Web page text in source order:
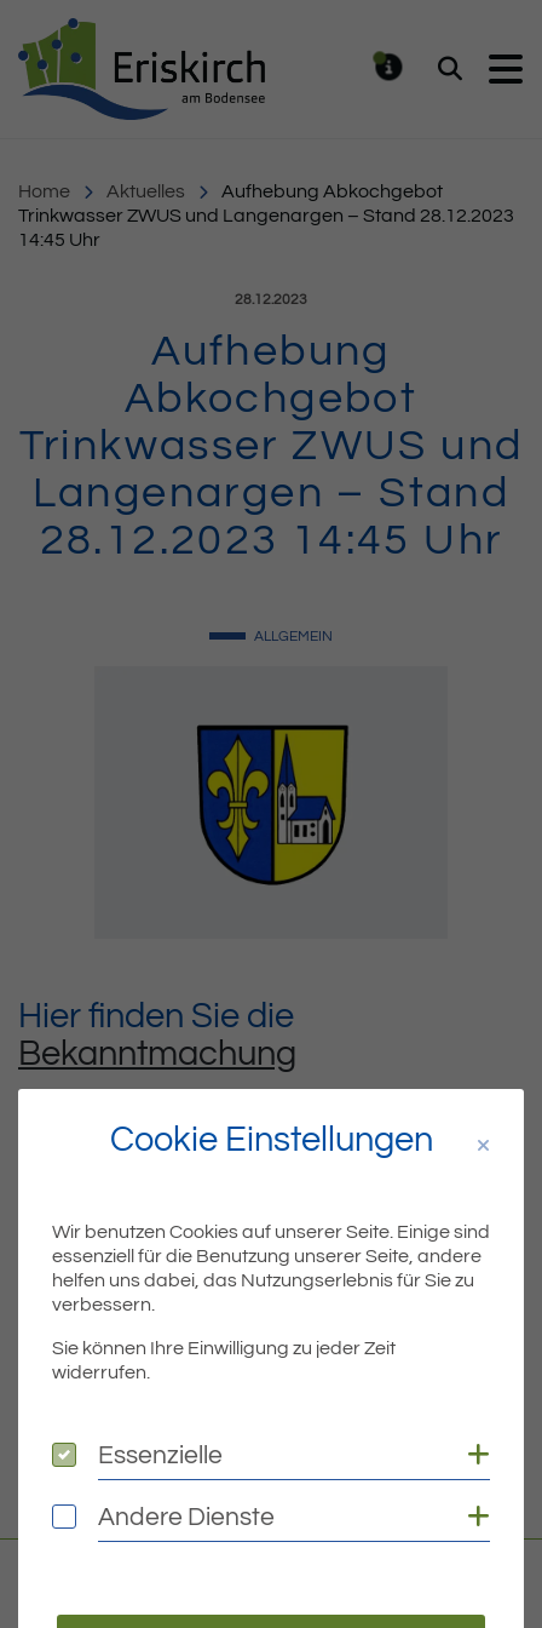
Suchen
Home Aktuelles
Aufhebung Abkochgebot
Trinkwasser ZWUS und Langenargen – Stand 28.12.2023
14:45 Uhr
Veröffentlicht am:
28.12.2023
Aufhebung
Abkochgebot
Trinkwasser ZWUS und
Langenargen – Stand
28.12.2023 14:45 Uhr
ALLGEMEIN
Hier finden Sie die
Bekanntmachung
Titel für Beitrag
Trinkwasserverunreinigung Eriskirch – Alles zum Abkochgebot – Stand 27.12.2023 16:00 Uhr
BEITRÄGE
Titel für Beitrag
Aufhebung Abkochgebot für vulnerable Gruppen – Stand 03.01.2024 14:45 Uhr
Cookie Einstellungen
Wir benutzen Cookies auf unserer Seite. Einige sind
essenziell für die Benutzung unserer Seite, andere
helfen uns dabei, das Nutzungserlebnis für Sie zu
verbessern.
Sie können Ihre Einwilligung zu jeder Zeit
widerrufen.
Essenzielle
Essenzielle
Andere Dienste
Andere Dienste